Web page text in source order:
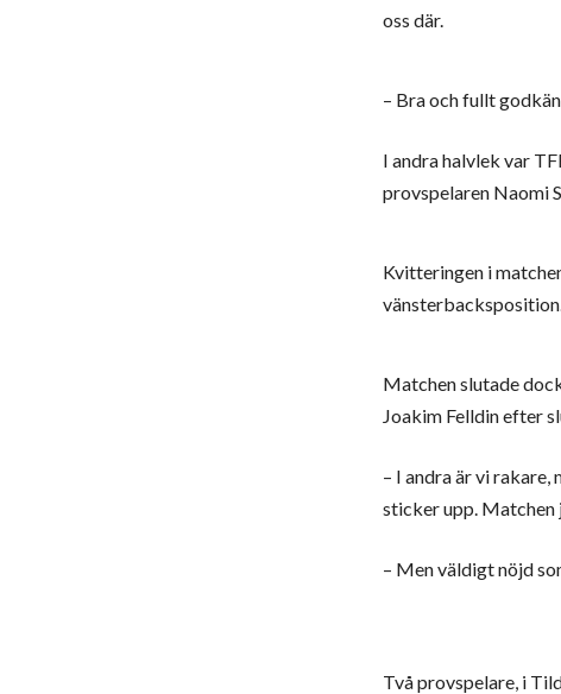
oss där.
– Bra och fullt
I andra halvlek var
provspelaren Naomi
Kvitteringen i
Matchen slutade
Joakim Felldin efter
– I andra är vi rakare,
sticker upp. Matchen
– Men väldigt nöjd
Två provspelare, i